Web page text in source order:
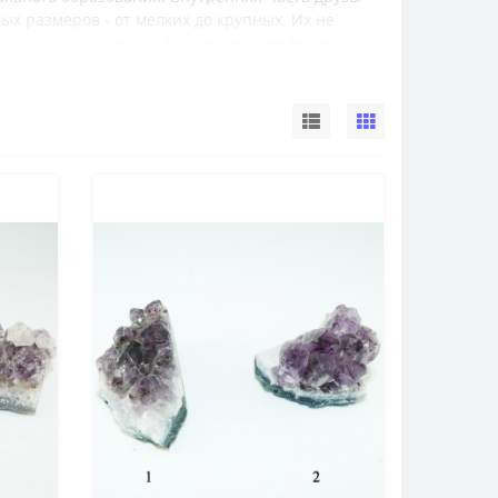
размеров - от мелких до крупных. Их не
люди, но и представители творческих